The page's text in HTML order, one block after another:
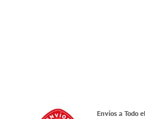
Envíos a Todo